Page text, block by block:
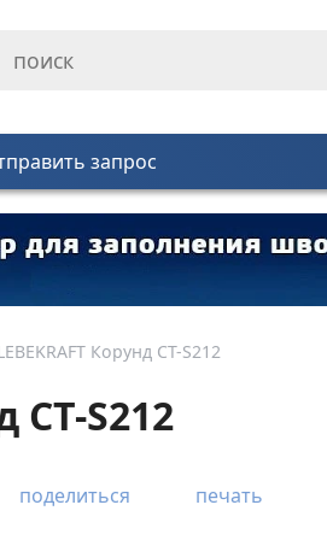
запрос
Корунд CT-S212
CT-S212
поделиться печать